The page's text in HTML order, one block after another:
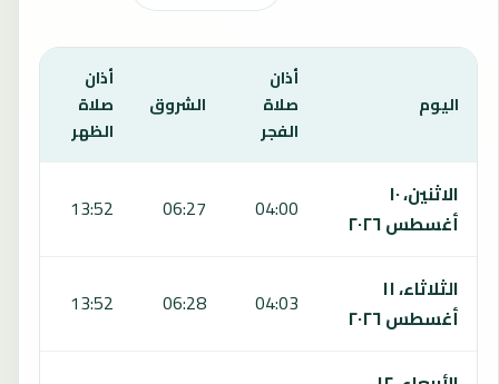
اليوم
أذان
صلاة
الفجر
الشروق
أذان
صلاة
الظهر
الاثنين، ١٠
أغسطس ٢٠٢٦
04:00
06:27
13:52
الثلاثاء، ١١
أغسطس ٢٠٢٦
04:03
06:28
13:52